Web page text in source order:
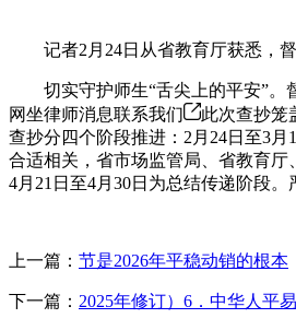
记者2月24日从省教育厅获悉，督
切实守护师生“舌尖上的平安”。督
网坐律师消息联系我们
此次查抄笼
查抄分四个阶段推进：2月24日至3
合适相关，省市场监管局、省教育
4月21日至4月30日为总结传递阶段
上一篇： 节是2026年平稳动销的根本
下一篇： 2025年修订）6．中华人平